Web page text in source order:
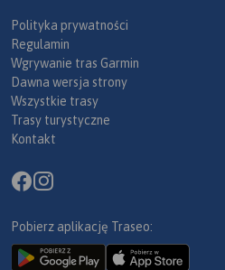
Polityka prywatności
Regulamin
Wgrywanie tras Garmin
Dawna wersja strony
Wszystkie trasy
Trasy turystyczne
Kontakt
Pobierz aplikację Traseo: